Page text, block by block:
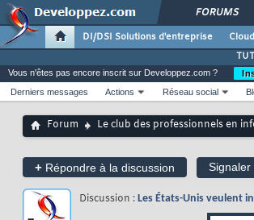
FORUMS
DI/DSI Solutions d'entreprise Cloud
Vous n'êtes pas encore inscrit sur Developpez.com ?
Derniers messages
Actions Réseau social
Forum Le club des professionnels en
+ Répondre à la discussion
Discussion : Les États-Unis veulent